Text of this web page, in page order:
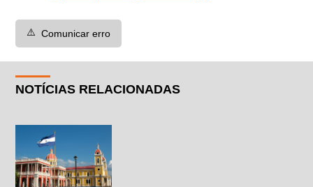
⚠️ Comunicar erro
NOTÍCIAS RELACIONADAS